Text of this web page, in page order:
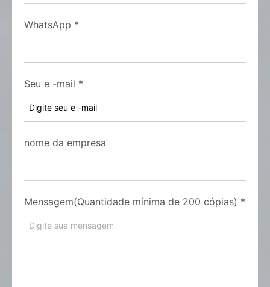
WhatsApp *
Seu e -mail *
nome da empresa
Mensagem(Quantidade mínima de 200 cópias) *